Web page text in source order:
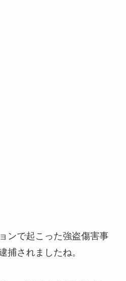
ンで起こった強盗傷害事
捕されましたね。